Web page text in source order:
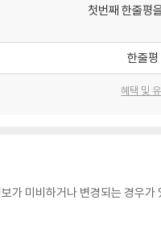
첫번째 한줄평
한줄평
혜택 및
미비하거나 변경되는 경우가